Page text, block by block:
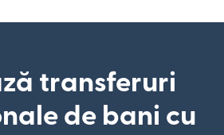
transferuri
de bani cu